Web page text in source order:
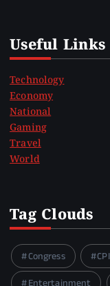
Useful Links
Technology
Economy
National
Gaming
Travel
World
Tag Clouds
Congress
Entertainment